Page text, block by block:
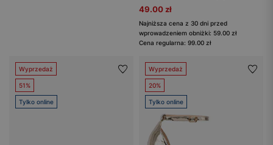
49.00 zł
Najniższa cena z 30 dni przed
wprowadzeniem obniżki: 59.00 zł
Cena regularna: 99.00 zł
Wyprzedaż
51%
Tylko online
Wyprzedaż
20%
Tylko online